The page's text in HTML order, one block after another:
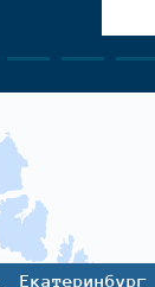
Екатеринбург